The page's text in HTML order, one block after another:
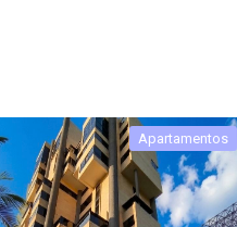
Apartamentos